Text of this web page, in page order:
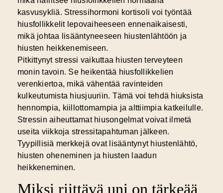
kasvusykliä. Stressihormoni kortisoli voi työntää
hiusfollikkelit lepovaiheeseen ennenaikaisesti,
mikä johtaa lisääntyneeseen hiustenlähtöön ja
hiusten heikkenemiseen.
Pitkittynyt stressi vaikuttaa hiusten terveyteen
monin tavoin. Se heikentää hiusfollikkelien
verenkiertoa, mikä vähentää ravinteiden
kulkeutumista hiusjuuriin. Tämä voi tehdä hiuksista
hennompia, kiillottomampia ja alttiimpia katkeilulle.
Stressin aiheuttamat hiusongelmat voivat ilmetä
useita viikkoja stressitapahtuman jälkeen.
Tyypillisiä merkkejä ovat lisääntynyt hiustenlähtö,
hiusten oheneminen ja hiusten laadun
heikkeneminen.
Miksi riittävä uni on tärkeää